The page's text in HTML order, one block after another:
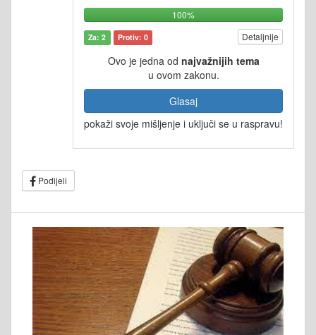
100%
Za: 2 Protiv: 0 Detaljnije
Ovo je jedna od najvažnijih tema
u ovom zakonu.
Glasaj
pokaži svoje mišljenje i uključi se u raspravu!
Podijeli